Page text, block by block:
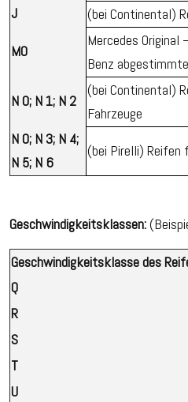
J
(bei Continental)
MO
Mercedes Original
Benz
N 0; N 1; N 2
(bei Continental)
Fahrzeuge
N 0; N 3; N 4;
N 5; N 6
(bei Pirelli) Reifen
Geschwindigkeitsklassen:
Geschwindigkeitsklasse des
Q
R
S
T
U